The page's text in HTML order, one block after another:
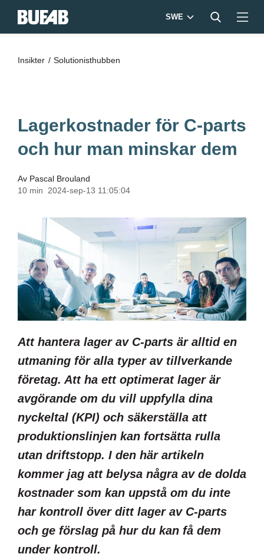
SWE
Insikter Solutionisthubben
Lagerkostnader för C-parts
och hur man minskar dem
Av Pascal Brouland
10 min
2024-sep-13 11:05:04
Att hantera lager av C-parts är alltid en
utmaning för alla typer av tillverkande
företag. Att ha ett optimerat lager är
avgörande om du vill uppfylla dina
nyckeltal (KPI) och säkerställa att
produktionslinjen kan fortsätta rulla
utan driftstopp. I den här artikeln
kommer jag att belysa några av de dolda
kostnader som kan uppstå om du inte
har kontroll över ditt lager av C-parts
och ge förslag på hur du kan få dem
under kontroll.